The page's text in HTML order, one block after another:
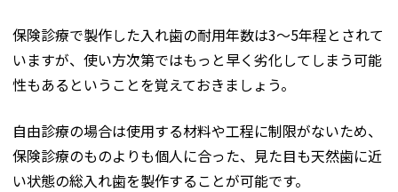
保険診療で製作した入れ歯の耐用年数は3～5年程とされて
いますが、使い方次第ではもっと早く劣化してしまう可能
性もあるということを覚えておきましょう。
自由診療の場合は使用する材料や工程に制限がないため、
保険診療のものよりも個人に合った、見た目も天然歯に近
い状態の総入れ歯を製作することが可能です。